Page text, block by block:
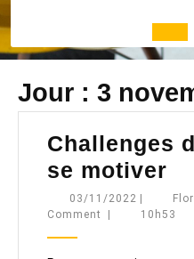
Jour : 3
Challenges
se motiver
03/11/2022 03/11/
Comment
10h53